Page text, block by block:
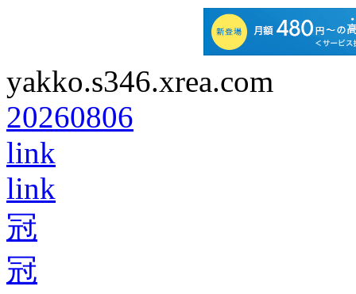
yakko.s346.xrea.com
20260806
link
link
冠
冠